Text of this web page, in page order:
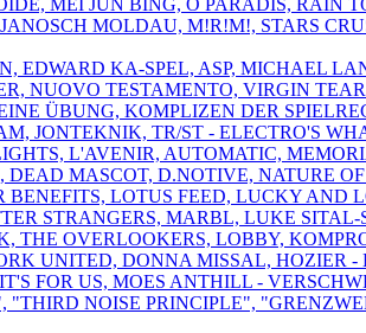
MOLDAU, M!R!M!, STARS
EDWARD KA-SPEL, ASP, MICHAEL
NUOVO TESTAMENTO, VIRGIN
ÜBUNG, KOMPLIZEN DER
JONTEKNIK, TR/ST - ELECTRO'S
L'AVENIR, AUTOMATIC,
MASCOT, D.NOTIVE, NATURE
BENEFITS, LOTUS FEED, LUCKY AND
STRANGERS, MARBL, LUKE
THE OVERLOOKERS, LOBBY,
UNITED, DONNA MISSAL, HOZIER
FOR US, MOES ANTHILL -
"THIRD NOISE PRINCIPLE",